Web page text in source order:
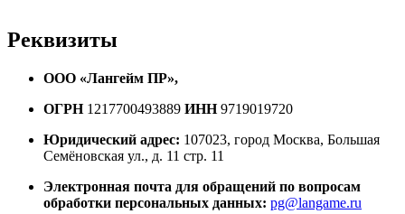
Реквизиты
ООО «Лангейм ПР»,
ОГРН1217700493889 ИНН9719019720
Юридический адрес: 107023, город Москва, Большая
Семёновская ул., д. 11 стр. 11
Электронная почта для обращений по вопросам
обработки персональных данных: pg@langame.ru